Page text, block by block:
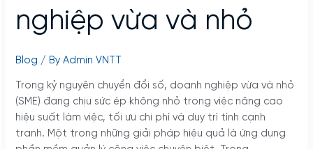
nghiệp vừa và nhỏ
Blog / ByAdmin VNTT
Trong kỷ nguyên chuyển đổi số, doanh nghiệp vừa và nhỏ
(SME) đang chịu sức ép không nhỏ trong việc nâng cao
hiệu suất làm việc, tối ưu chi phí và duy trì tính cạnh
tranh. Một trong những giải pháp hiệu quả là ứng dụng